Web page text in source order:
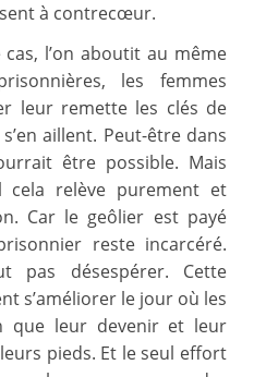
à contrecœur.
cas, l’on aboutit au même
les femmes
leur remette les clés de
aillent. Peut-être dans
être possible. Mais
cela relève purement et
Car le geôlier est payé
reste incarcéré.
pas désespérer. Cette
s’améliorer le jour où les
que leur devenir et leur
pieds. Et le seul effort